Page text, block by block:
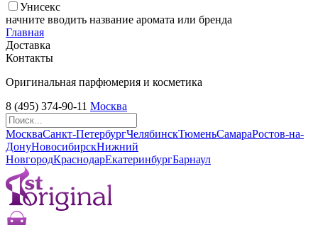
Унисекс
начните вводить название аромата или бренда
Главная
Доставка
Контакты
Оригинальная парфюмерия и косметика
8 (495) 374-90-11 Москва
МоскваСанкт-ПетербургЧелябинскТюменьСамараРостов-на-
ДонуНовосибирскНижний
НовгородКраснодарЕкатеринбургБарнаул